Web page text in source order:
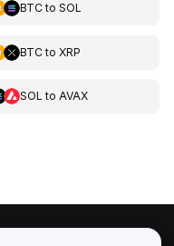
BTCto SOL
BTCto XRP
SOL to AVAX